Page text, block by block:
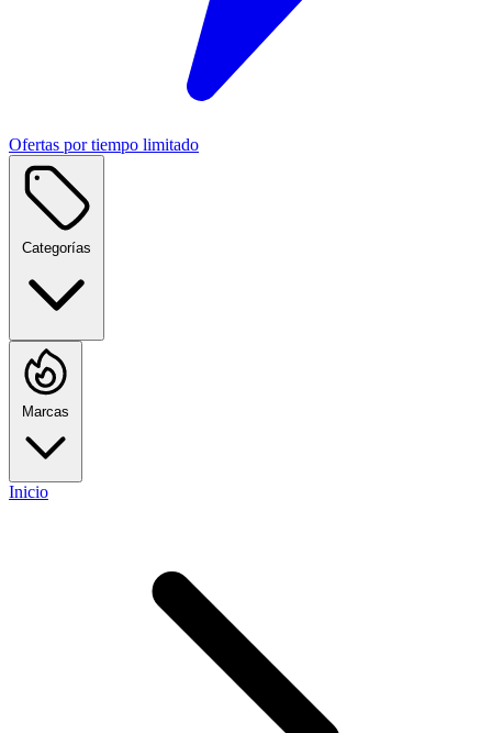
Ofertas por tiempo limitado
Categorías
Marcas
Inicio